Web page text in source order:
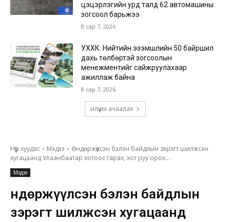
цэцэрлэгийн урд талд 62 автомашины
зогсоол барьжээ
8 сар 7, 2026
УХХК: Нийтийн эзэмшлийн 50 байршил
дахь төлбөртэй зогсоолын
менежментийг сайжруулахаар
ажиллаж байна
8 сар 7, 2026
илүү их ачаалах